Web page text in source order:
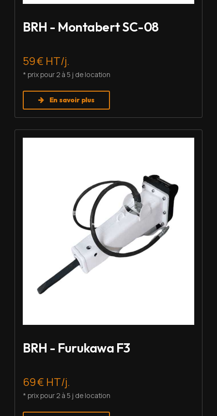
BRH - Montabert SC-08
59 € HT/j.
* prix pour 2 à 5 j de location
En savoir plus
BRH - Furukawa F3
69 € HT/j.
* prix pour 2 à 5 j de location
Louer BRH - Furukawa F3